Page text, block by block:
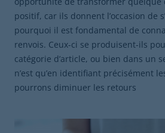
positif, car ils donnent l’occasion de
pourquoi il est fondamental de
renvois. Ceux-ci se produisent-ils
catégorie d’article, ou bien dans un
n’est qu’en identifiant précisément
pourrons diminuer les retours